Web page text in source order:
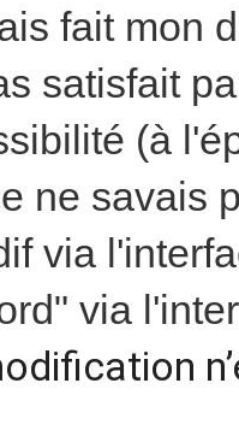
fait mon
satisfait
(à
ne savais
via
via